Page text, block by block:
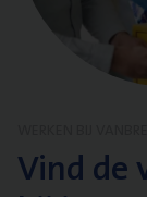
Vind de